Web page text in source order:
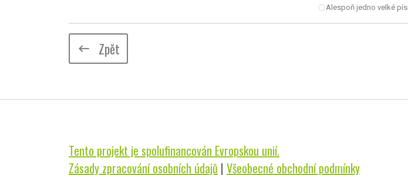
radio_button_uncheckedAlespoň jedno velké
keyboard_backspace Zpět
Tento projekt je spolufinancován Evropskou unií.
Zásady zpracování osobních údajů | Všeobecné obchodní podmínky